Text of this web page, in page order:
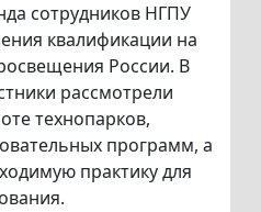
сотрудников НГПУ
квалификации на
России. В
рассмотрели
технопарков,
программ, а
практику для